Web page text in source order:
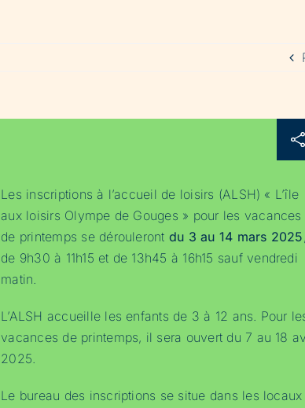
Les inscriptions à l’accueil de loisirs (ALSH) « L’île
aux loisirs Olympe de Gouges » pour les vacances
de printemps se dérouleront du 3 au 14 mars 2025,
de 9h30 à 11h15 et de 13h45 à 16h15 sauf vendredi
matin.
L’ALSH accueille les enfants de 3 à 12 ans. Pour
vacances de printemps, il sera ouvert du 7 au 18
2025.
Le bureau des inscriptions se situe dans les locaux